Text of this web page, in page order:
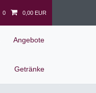
0 0,00 EUR
Angebote
Getränke